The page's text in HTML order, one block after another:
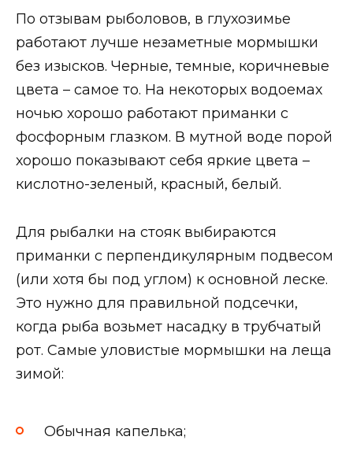
По отзывам рыболовов, в глухозимье
работают лучше незаметные мормышки
без изысков. Черные, темные, коричневые
цвета – самое то. На некоторых водоемах
ночью хорошо работают приманки с
фосфорным глазком. В мутной воде порой
хорошо показывают себя яркие цвета –
кислотно-зеленый, красный, белый.
Для рыбалки на стояк выбираются
приманки с перпендикулярным подвесом
(или хотя бы под углом) к основной леске.
Это нужно для правильной подсечки,
когда рыба возьмет насадку в трубчатый
рот. Самые уловистые мормышки на леща
зимой:
Обычная капелька;